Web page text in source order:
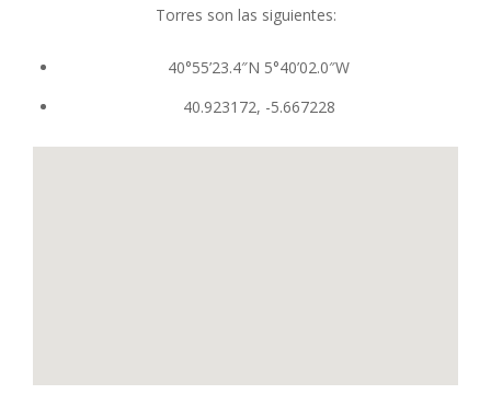
Torres son las siguientes:
40°55’23.4″N 5°40’02.0″W
40.923172, -5.667228